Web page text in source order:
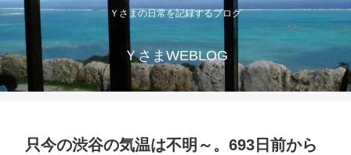
Ｙさまの日常を記録するブログ
ＹさまWEBLOG
只今の渋谷の気温は不明～。693日前から